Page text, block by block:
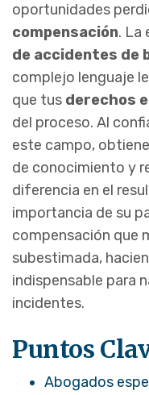
oportunidades
compensación. La
de accidentes de
complejo lenguaje
que tus derechos
del proceso. Al
este campo,
de conocimiento y
diferencia en el
importancia de su
compensación que
subestimada,
indispensable para
incidentes.
Puntos
Abogados